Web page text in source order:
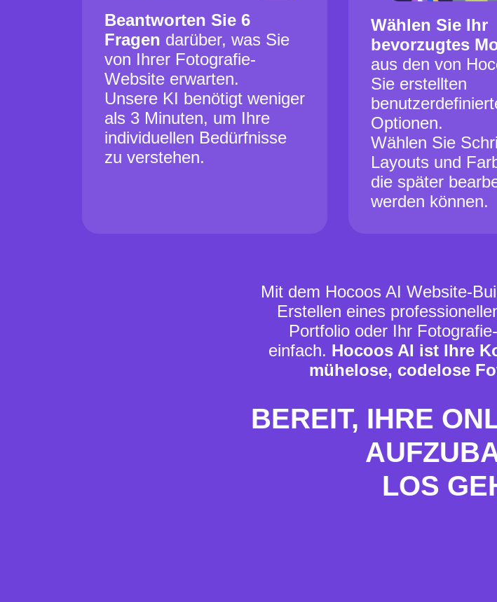
Beantworten Sie 6
Fragen darüber, was Sie
von Ihrer Fotografie-
Website erwarten.
Unsere KI benötigt weniger
als 3 Minuten, um Ihre
individuellen Bedürfnisse
zu verstehen.
Wählen Sie Ihr
bevorzugtes
aus den von
Sie erstellten
Optionen.
Wählen Sie
Layouts und
die später
werden können.
Mit dem Hocoos AI Website-
Erstellen eines
Portfolio oder Ihr
einfach. Hocoos AI ist Ihre
mühelose, codelose
BEREIT, IHRE
LOS